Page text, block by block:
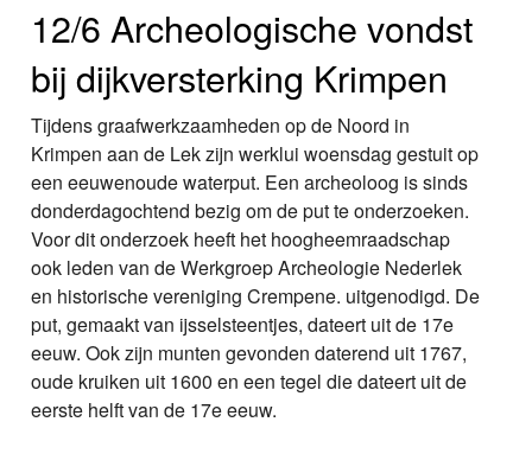
12/6 Archeologische vondst
bij dijkversterking Krimpen
Tijdens graafwerkzaamheden op de Noord in
Krimpen aan de Lek zijn werklui woensdag gestuit op
een eeuwenoude waterput. Een archeoloog is sinds
donderdagochtend bezig om de put te onderzoeken.
Voor dit onderzoek heeft het hoogheemraadschap
ook leden van de Werkgroep Archeologie Nederlek
en historische vereniging Crempene. uitgenodigd. De
put, gemaakt van ijsselsteentjes, dateert uit de 17e
eeuw. Ook zijn munten gevonden daterend uit 1767,
oude kruiken uit 1600 en een tegel die dateert uit de
eerste helft van de 17e eeuw.